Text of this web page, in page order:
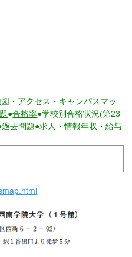
・アクセス・キャンパスマッ
●合格率●学校別合格状況(第23
過去問題●求人・情報年収・給与